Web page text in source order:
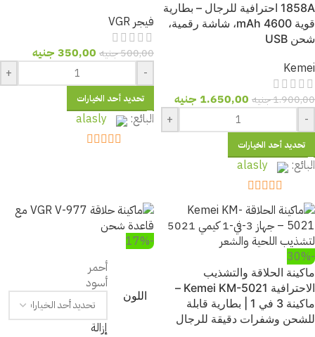
1858A احترافية للرجال – بطارية
قوية 4600 mAh، شاشة رقمية،
شحن USB
Kemei
1.900,00جنيه 1.650,00 جنيه
-
+
تحديد أحد الخيارات
البائع: alasly
5
out of 5
فيجر VGR
500,00جنيه 350,00 جنيه
-
+
تحديد أحد الخيارات
البائع: alasly
-30%
ماكينة الحلاقة والتشذيب
الاحترافية Kemei KM-5021 –
ماكينة 3 في 1 | بطارية قابلة
للشحن وشفرات دقيقة للرجال
-17%
اللون
أحمر
أسود
إزالة